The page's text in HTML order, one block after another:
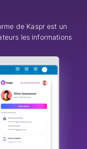
de Kaspr est un
les informations